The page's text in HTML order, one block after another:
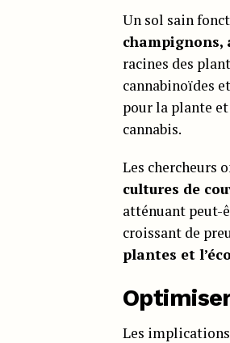
Un sol sain
champignons,
racines des
cannabinoïdes
pour la plante
cannabis.
Les chercheurs
cultures de
atténuant peut-
croissant de
plantes et
Les